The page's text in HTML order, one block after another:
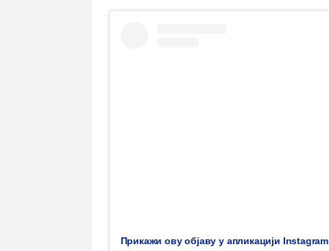
Прикажи ову објаву у апликацији Instagram